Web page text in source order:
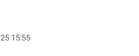
15:55